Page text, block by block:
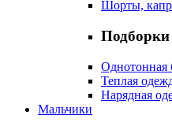
Шорты,
Подборки
Однотонная
Теплая
Нарядная
Мальчики